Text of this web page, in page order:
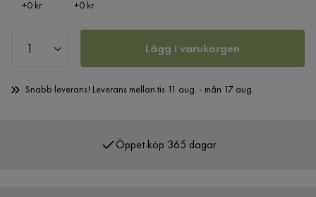
Pris
+0 kr Pris
+0 kr
Lägg i varukorgen
Snabb leverans! Leverans mellan tis 11 aug. - mån 17 aug.
Över 400 000 nöjda kunder